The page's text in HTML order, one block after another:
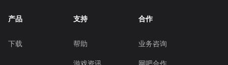
产品
下载
支持
帮助
合作
业务咨询